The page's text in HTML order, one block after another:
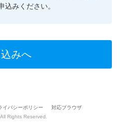
込みください。
みへ
イバシーポリシー
対応ブラウザ
Rights Reserved.